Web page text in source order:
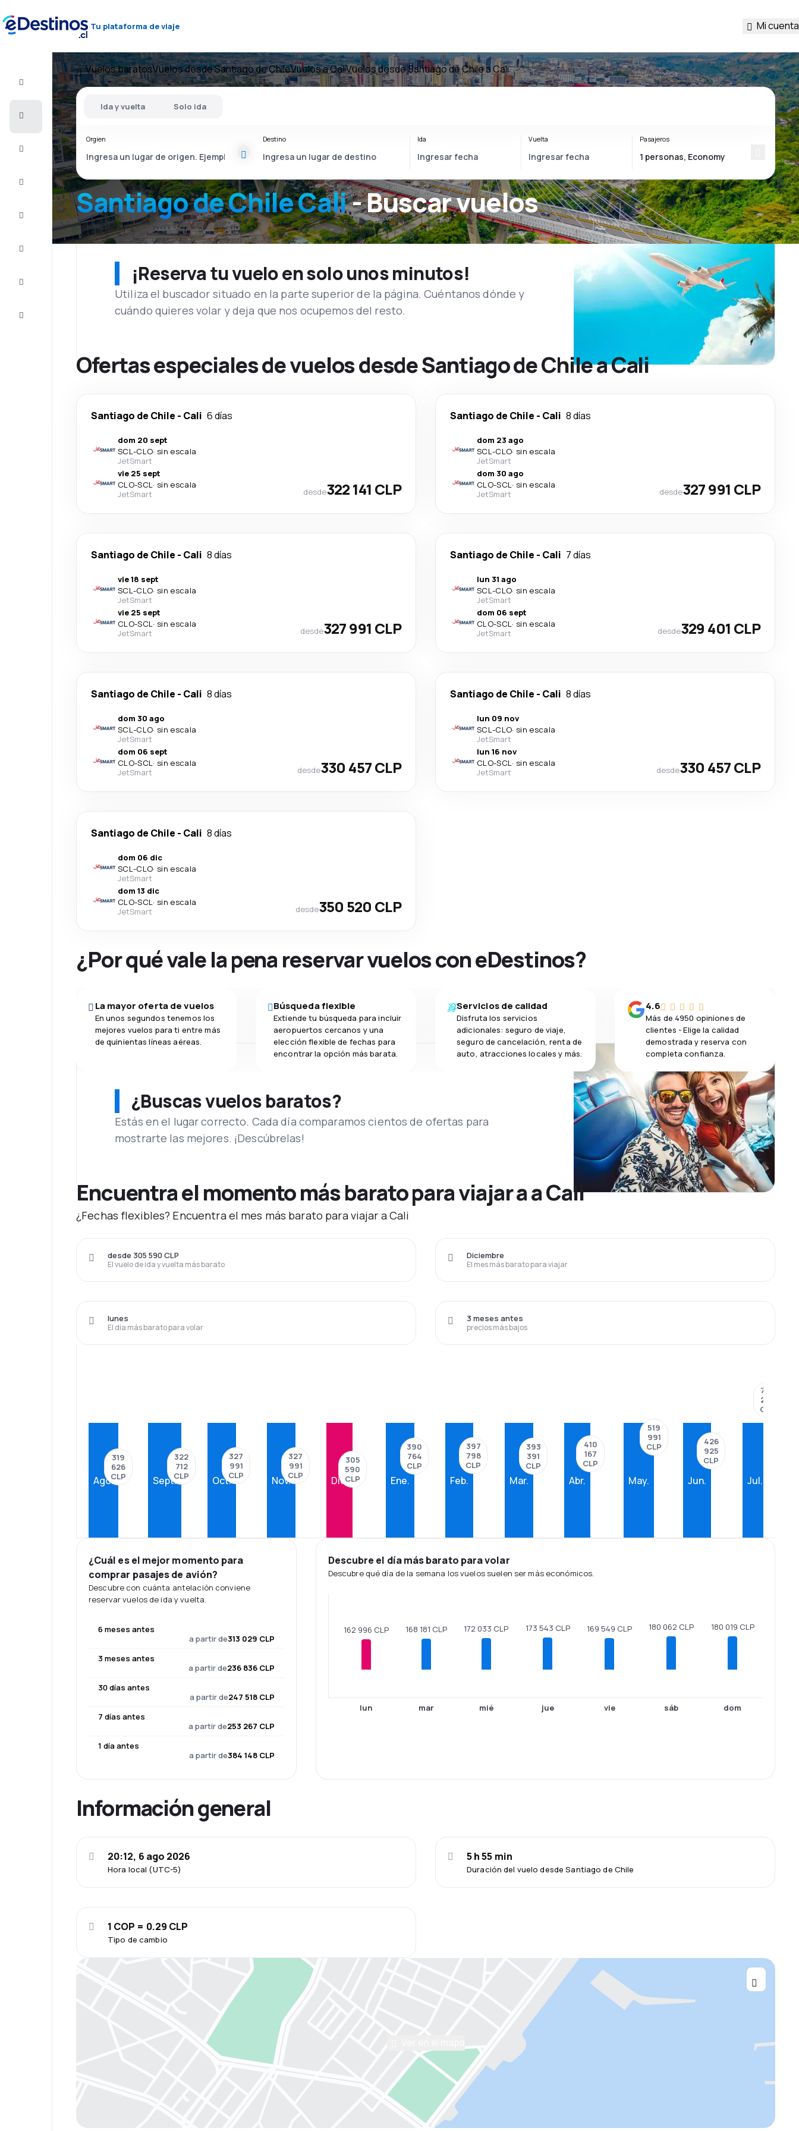
Tu plataforma de viaje Mi cuenta
Vuelo+Hotel
baratos
Alojamientos
Completa
Vuelos baratosVuelos desde Santiago de ChileVuelos a CaliVuelos desde Santiago de Chile a Cali
Santiago de Chile Cali- Buscar vuelos
Ida y vuelta Solo ida
Orgien Destino Ida Vuelta Pasajeros
¡Reserva tu vuelo en solo unos minutos!
Utiliza el buscador situado en la parte superior de la página. Cuéntanos dónde y
cuándo quieres volar y deja que nos ocupemos del resto.
Ofertas especiales de vuelos desde Santiago de Chile a Cali
Santiago de Chile - Cali 6 días
dom 20 sept
SCL-CLO· sin escala
JetSmart
vie 25 sept
CLO-SCL· sin escala
JetSmart
desde322 141 CLP
Santiago de Chile - Cali 8 días
dom 23 ago
SCL-CLO· sin escala
JetSmart
dom 30 ago
CLO-SCL· sin escala
JetSmart
desde327 991 CLP
Santiago de Chile - Cali 8 días
vie 18 sept
SCL-CLO· sin escala
JetSmart
vie 25 sept
CLO-SCL· sin escala
JetSmart
desde327 991 CLP
Santiago de Chile - Cali 7 días
lun 31 ago
SCL-CLO· sin escala
JetSmart
dom 06 sept
CLO-SCL· sin escala
JetSmart
desde329 401 CLP
Santiago de Chile - Cali 8 días
dom 30 ago
SCL-CLO· sin escala
JetSmart
dom 06 sept
CLO-SCL· sin escala
JetSmart
desde330 457 CLP
Santiago de Chile - Cali 8 días
lun 09 nov
SCL-CLO· sin escala
JetSmart
lun 16 nov
CLO-SCL· sin escala
JetSmart
desde330 457 CLP
Santiago de Chile - Cali 8 días
dom 06 dic
SCL-CLO· sin escala
JetSmart
dom 13 dic
CLO-SCL· sin escala
JetSmart
desde350 520 CLP
¿Por qué vale la pena reservar vuelos con eDestinos?
La mayor oferta de vuelos
En unos segundos tenemos los
mejores vuelos para ti entre más
de quinientas líneas aéreas.
Búsqueda flexible
Extiende tu búsqueda para incluir
aeropuertos cercanos y una
elección flexible de fechas para
encontrar la opción más barata.
Servicios de calidad
Disfruta los servicios
adicionales: seguro de viaje,
seguro de cancelación, renta de
auto, atracciones locales y más.
4.6
Más de 4950 opiniones de
clientes - Elige la calidad
demostrada y reserva con
completa confianza.
¿Buscas vuelos baratos?
Estás en el lugar correcto. Cada día comparamos cientos de ofertas para
mostrarte las mejores. ¡Descúbrelas!
Encuentra el momento más barato para viajar a a Cali
¿Fechas flexibles? Encuentra el mes más barato para viajar a Cali
El vuelo de ida y vuelta más barato
desde 305 590 CLP
El mes más barato para viajar
Diciembre
El día más barato para volar
lunes
precios más bajos
3 meses antes
Ago.
319
626
CLP
Sept.
322
712
CLP
Oct.
327
991
CLP
Nov.
327
991
CLP
Dic.
305
590
CLP
Ene.
390
764
CLP
Feb.
397
798
CLP
Mar.
393
391
CLP
Abr.
410
167
CLP
May.
519
991
CLP
Jun.
426
925
CLP
Jul.
773
254
CLP
¿Cuál es el mejor momento para
comprar pasajes de avión?
Descubre con cuánta antelación conviene
reservar vuelos de ida y vuelta.
6 meses antes
a partir de313 029 CLP
3 meses antes
a partir de236 836 CLP
30 días antes
a partir de247 518 CLP
7 días antes
a partir de253 267 CLP
1 día antes
a partir de384 148 CLP
Descubre el día más barato para volar
Descubre qué día de la semana los vuelos suelen ser más económicos.
162 996 CLP
lun
168 181 CLP
mar
172 033 CLP
mié
173 543 CLP
jue
169 549 CLP
vie
180 062 CLP
sáb
180 019 CLP
dom
Información general
Hora local (UTC-5)
20:12, 6 ago 2026
Duración del vuelo desde Santiago de Chile
5 h 55 min
Tipo de cambio
1 COP = 0.29 CLP